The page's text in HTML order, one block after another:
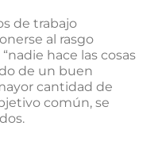
de trabajo
al rasgo
hace las cosas
de un buen
cantidad de
común, se